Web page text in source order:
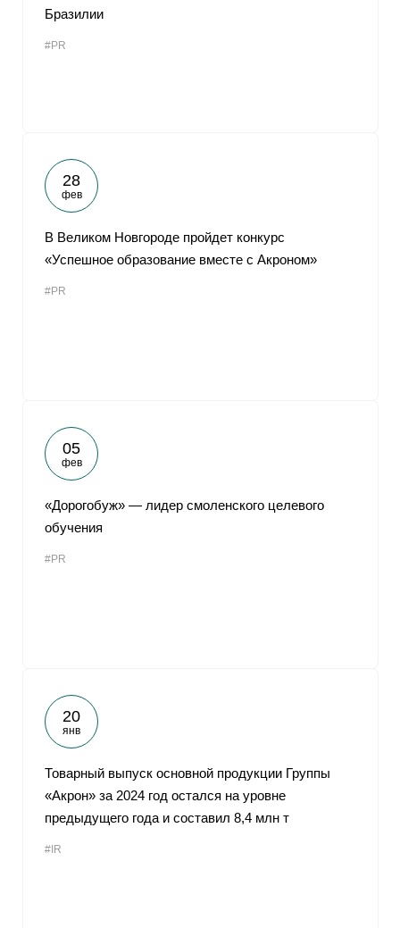
Бразилии
#PR
28
фев
В Великом Новгороде пройдет конкурс
«Успешное образование вместе с Акроном»
#PR
05
фев
«Дорогобуж» — лидер смоленского целевого
обучения
#PR
20
янв
Товарный выпуск основной продукции Группы
«Акрон» за 2024 год остался на уровне
предыдущего года и составил 8,4 млн т
#IR